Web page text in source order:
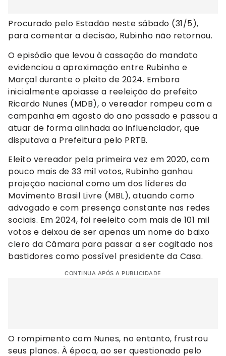
Procurado pelo Estadão neste sábado (31/5),
para comentar a decisão, Rubinho não retornou.
O episódio que levou à cassação do mandato
evidenciou a aproximação entre Rubinho e
Marçal durante o pleito de 2024. Embora
inicialmente apoiasse a reeleição do prefeito
Ricardo Nunes (MDB), o vereador rompeu com a
campanha em agosto do ano passado e passou a
atuar de forma alinhada ao influenciador, que
disputava a Prefeitura pelo PRTB.
Eleito vereador pela primeira vez em 2020, com
pouco mais de 33 mil votos, Rubinho ganhou
projeção nacional como um dos líderes do
Movimento Brasil Livre (MBL), atuando como
advogado e com presença constante nas redes
sociais. Em 2024, foi reeleito com mais de 101 mil
votos e deixou de ser apenas um nome do baixo
clero da Câmara para passar a ser cogitado nos
bastidores como possível presidente da Casa.
CONTINUA APÓS A PUBLICIDADE
O rompimento com Nunes, no entanto, frustrou
seus planos. À época, ao ser questionado pelo